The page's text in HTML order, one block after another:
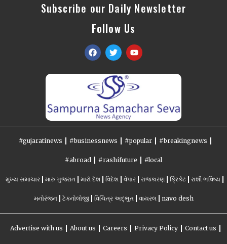
Subscribe our Daily Newsletter
Follow Us
#gujaratinews #businessnews #popular #breakingnews
#abroad #rashifuture #local
મુખ્ય સમાચાર મારુ ગુજરાત મારો દેશ વિદેશ વેપાર રાજકારણ ક્રિકેટ રાશી ભવિષ્ય
મનોરંજન ટેકનોલોજી વિચિત્ર અદ્ભુત વાયરલ navo desh
Advertise with us About us Careers Privacy Policy Contact us